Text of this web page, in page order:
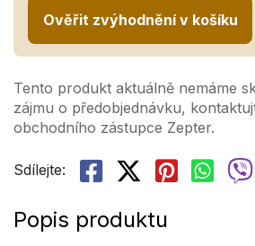
Ověřit zvýhodnění v košíku
Tento produkt aktuálně nemáme
zájmu o předobjednávku,
obchodního zástupce Zepter.
Sdílejte:
Popis produktu